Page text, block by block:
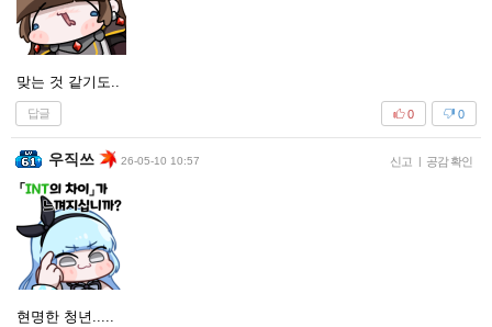
맞는 것 같기도..
답글 0
0
우직쓰 26-05-10 10:57 신고 공감 확인
현명한 청년.....